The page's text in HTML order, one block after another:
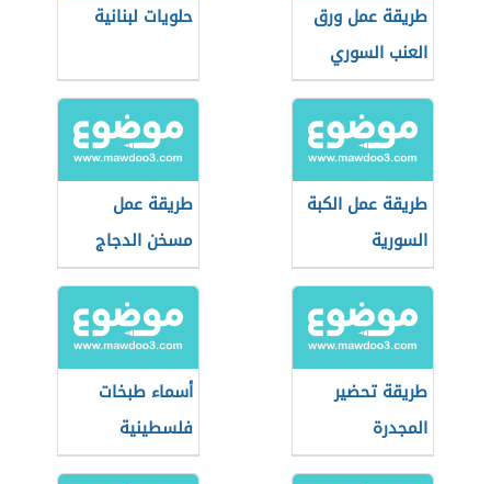
طريقة عمل ورق
العنب السوري
حلويات لبنانية
طريقة عمل الكبة
السورية
طريقة عمل
مسخن الدجاج
طريقة تحضير
المجدرة
أسماء طبخات
فلسطينية